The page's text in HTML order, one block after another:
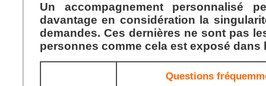
Un accompagnement personnalisé
davantage en considération la
demandes. Ces dernières ne sont pas
personnes comme cela est exposé dans
Questions